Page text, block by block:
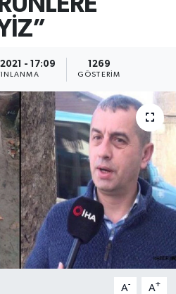
- 17:09 1269
GÖSTERIM
A- A+